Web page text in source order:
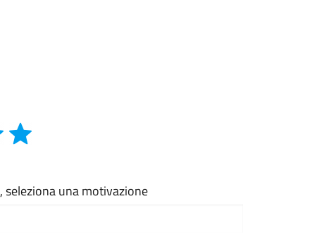
, seleziona una motivazione